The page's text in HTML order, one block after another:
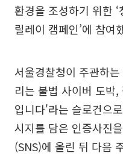
환경을 조성하기 위한
릴레이 캠페인’에 참여
서울경찰청이 주관하
리는 불법 사이버 도박
입니다'라는 슬로건으
시지를 담은 인증사진
(SNS)에 올린 뒤 다음